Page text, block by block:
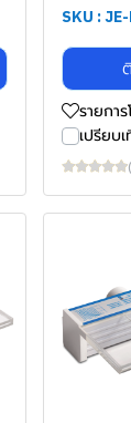
SKU :
รายกา
เปรียบ